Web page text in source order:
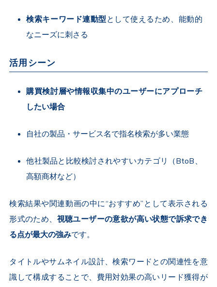
検索キーワード連動型として使えるため、能動的
なニーズに刺さる
活用シーン
購買検討層や情報収集中のユーザーにアプローチ
したい場合
自社の製品・サービス名で指名検索が多い業態
他社製品と比較検討されやすいカテゴリ（BtoB、
高額商材など）
検索結果や関連動画の中に“おすすめ”として表示される
形式のため、 視聴ユーザーの意欲が高い状態で訴求でき
る点が最大の強みです。
タイトルやサムネイル設計、検索ワードとの関連性を意
識して構成することで、費用対効果の高いリード獲得が